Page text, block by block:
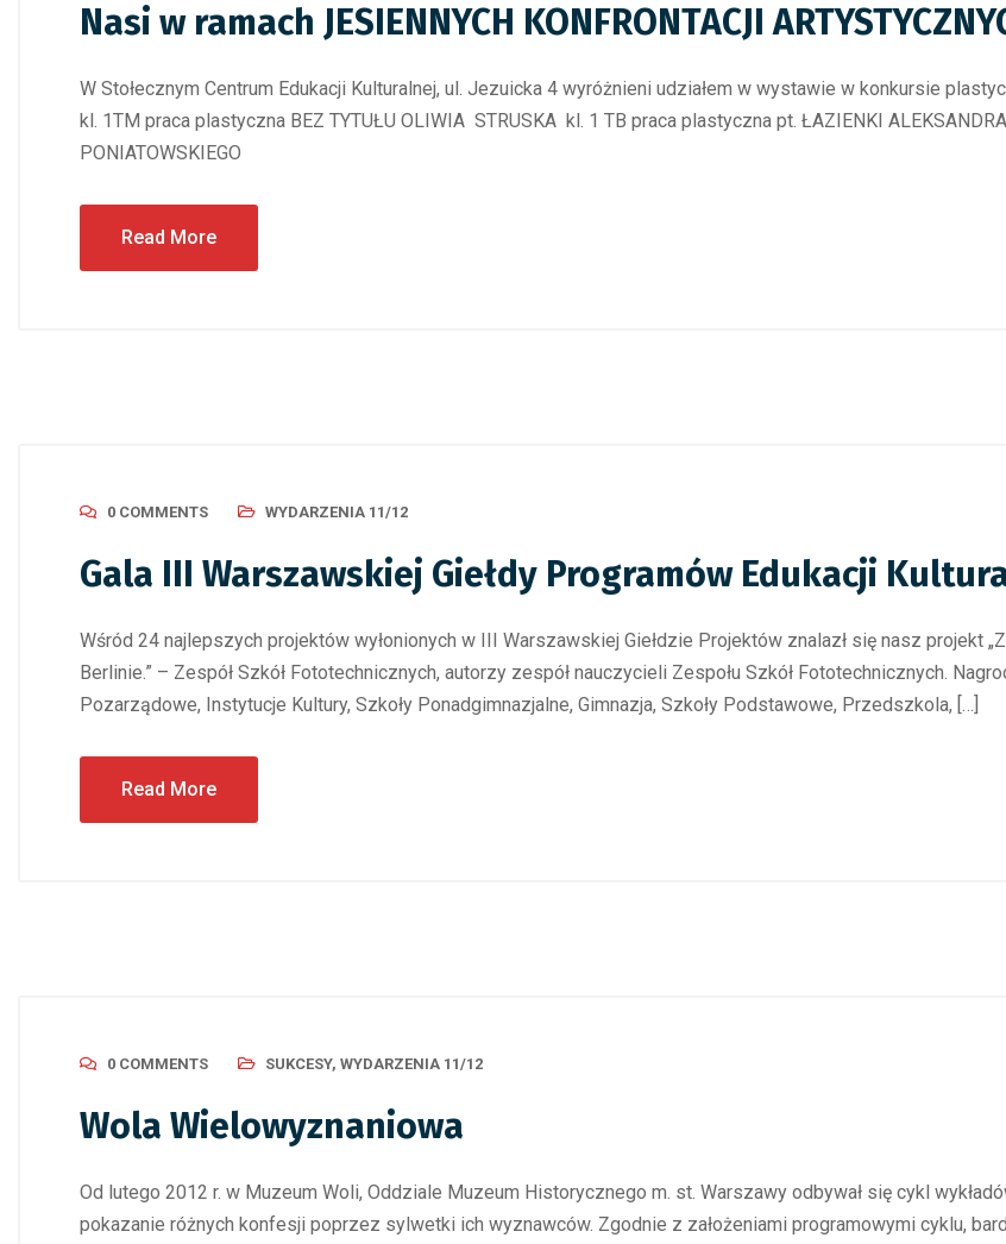
Nasi w ramach JESIENNYCH KONFRONTACJI
W Stołecznym Centrum Edukacji Kulturalnej, ul. Jezuicka 4 wyróżnieni udziałem w wystawie w konkursie
kl. 1TM praca plastyczna BEZ TYTUŁU OLIWIA STRUSKA kl. 1 TB praca plastyczna pt. ŁAZIENKI
PONIATOWSKIEGO
Read More
0 COMMENTS WYDARZENIA 11/12
Gala III Warszawskiej Giełdy Programów Edukacji
Wśród 24 najlepszych projektów wyłonionych w III Warszawskiej Giełdzie Projektów znalazł się nasz projekt
Berlinie.” – Zespół Szkół Fototechnicznych, autorzy zespół nauczycieli Zespołu Szkół Fototechnicznych.
Pozarządowe, Instytucje Kultury, Szkoły Ponadgimnazjalne, Gimnazja, Szkoły Podstawowe, Przedszkola, […]
Read More
0 COMMENTS SUKCESY, WYDARZENIA 11/12
Wola Wielowyznaniowa
Od lutego 2012 r. w Muzeum Woli, Oddziale Muzeum Historycznego m. st. Warszawy odbywał się cykl
pokazanie różnych konfesji poprzez sylwetki ich wyznawców. Zgodnie z założeniami programowymi cyklu,